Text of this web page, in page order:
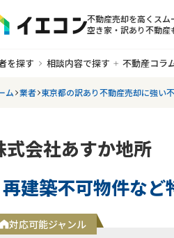
不動産売却を高くスム
空き家・訳あり不動産
を探す 相談内容で探す 不動産コラ
ム 業者 東京都の訳あり不動産売却に強い
式会社あすか地所
再建築不可物件な
対応可能ジャンル